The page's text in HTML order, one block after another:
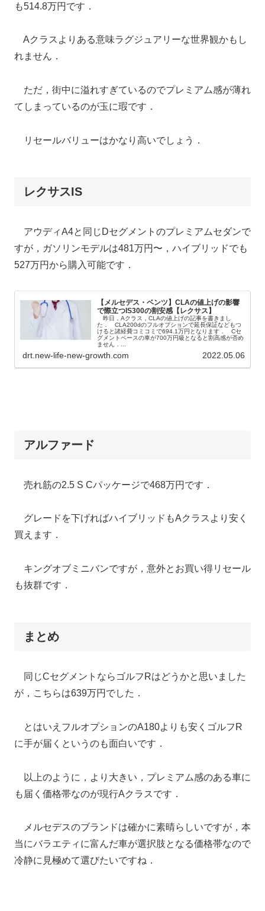
も514.8万円です．
Aクラスよりある意味ラグジュアリーな世界観かもし
れません．
ただ，街中に溢れすぎているのでプレミアム感が薄れ
てしまっているのが玉に瑕です．
リセールバリューはかなり高いでしょう．
レクサスIS
アウディA4と同じDセグメントのプレミアムセダンで
すが，ガソリンモデルは481万円〜，ハイブリッドでも
527万円から購入可能です．
【メルセデス・ベンツ】CLAの値上げの影響
で際立つIS300の割安感【レクサス】
昨日，Aクラス，CLAの値上げの記事を書きまし
た． CLA200dのフルオプションで延長保証などもつ
けると諸経費コミコミで694.1万円となります． Cセ
グメントベースの車が700万円級となると割高感が否め
ません．...
drt.new-life-new-growth.com 2022.05.06
アルファード
売れ筋の2.5 S Cパッケージで468万円です．
グレードを下げればハイブリッドもAクラスより安く
買えます．
キングオブミニバンですが，意外とお買い得リセール
も抜群です．
まとめ
同じCセグメントならゴルフRはどうかと思いました
が，こちらは639万円でした．
とはいえフルオプションのA180よりも安くゴルフR
に手が届くというのも面白いです．
以上のように，より大きい，プレミアム感のある車に
も届く価格帯なのが現行Aクラスです．
メルセデスのブランドは確かに素晴らしいですが，本
当にバラエティに富んだ車が選択肢となる価格帯なので
冷静に見極めて選びたいですね．